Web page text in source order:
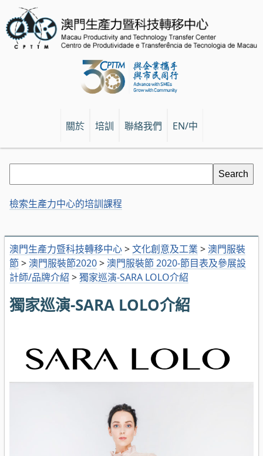
關於 培訓 聯絡我們 EN/中
澳門生產力暨科技轉移中心>文化創意及工業 > 澳門服裝
節> 澳門服裝節2020> 澳門服裝節 2020-節目表及參展設
計師/品牌介紹 >獨家巡演-SARA LOLO介紹
獨家巡演-SARA LOLO介紹
檢索生產力中心的培訓課程